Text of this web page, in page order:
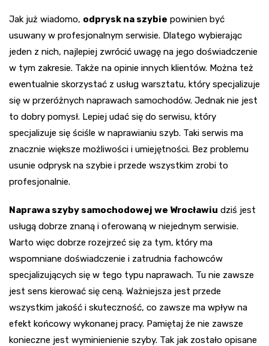
Jak już wiadomo, odprysk na szybie powinien być
usuwany w profesjonalnym serwisie. Dlatego wybierając
jeden z nich, najlepiej zwrócić uwagę na jego doświadczenie
w tym zakresie. Także na opinie innych klientów. Można też
ewentualnie skorzystać z usług warsztatu, który specjalizuje
się w przeróżnych naprawach samochodów. Jednak nie jest
to dobry pomysł. Lepiej udać się do serwisu, który
specjalizuje się ściśle w naprawianiu szyb. Taki serwis ma
znacznie większe możliwości i umiejętności. Bez problemu
usunie odprysk na szybie i przede wszystkim zrobi to
profesjonalnie.
Naprawa szyby samochodowej we Wrocławiu dziś jest
usługą dobrze znaną i oferowaną w niejednym serwisie.
Warto więc dobrze rozejrzeć się za tym, który ma
wspomniane doświadczenie i zatrudnia fachowców
specjalizujących się w tego typu naprawach. Tu nie zawsze
jest sens kierować się ceną. Ważniejsza jest przede
wszystkim jakość i skuteczność, co zawsze ma wpływ na
efekt końcowy wykonanej pracy. Pamiętaj że nie zawsze
konieczne jest wyminienienie szyby. Tak jak zostało opisane